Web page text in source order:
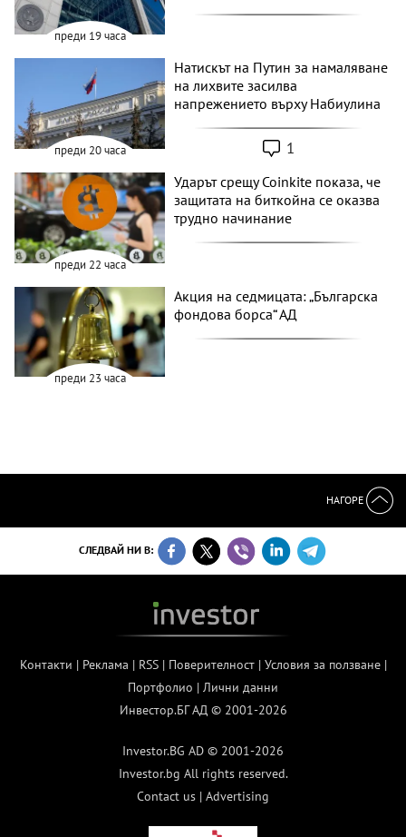
преди 19 часа
преди 20 часа
Натискът на Путин за намаляване
на лихвите засилва
напрежението върху Набиулина
1
преди 22 часа
Ударът срещу Coinkite показа, че
защитата на биткойна се оказва
трудно начинание
преди 23 часа
Акция на седмицата: „Българска
фондова борса“ АД
НАГОРЕ
СЛЕДВАЙ НИ В:
Контакти | Реклама | RSS| Поверителност| Условия за ползване|
Портфолио | Лични данни
Инвестор.БГ АД © 2001-2026
Investor.BG AD © 2001-2026
Investor.bg All rights reserved.
Contact us | Advertising